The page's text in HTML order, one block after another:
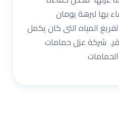
بها لبرهة يومان
المياه التى كان يكمل
شركة عزل حمامات